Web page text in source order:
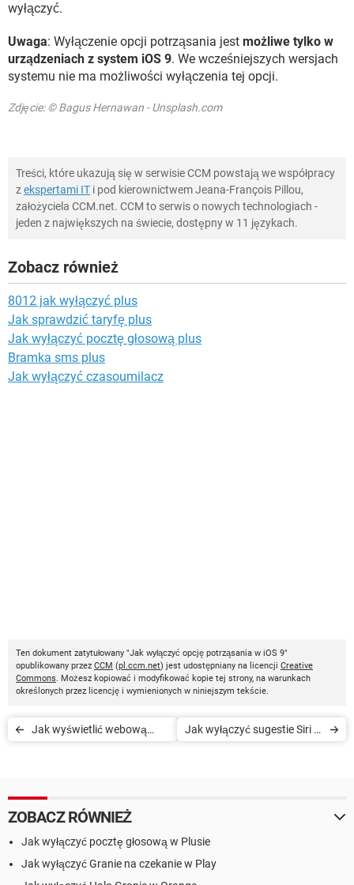
wyłączyć.
Uwaga: Wyłączenie opcji potrząsania jest możliwe tylko w
urządzeniach z system iOS 9. We wcześniejszych wersjach
systemu nie ma możliwości wyłączenia tej opcji.
Zdjęcie: © Bagus Hernawan - Unsplash.com
Treści, które ukazują się w serwisie CCM powstają we współpracy
zekspertami IT i pod kierownictwem Jeana-François Pillou,
założyciela CCM.net. CCM to serwis o nowych technologiach -
jeden z największych na świecie, dostępny w 11 językach.
Zobacz również
8012 jak wyłączyć plus
Jak sprawdzić taryfę plus
Jak wyłączyć pocztę głosową plus
Bramka sms plus
Jak wyłączyć czasoumilacz
Ten dokument zatytułowany "Jak wyłączyć opcję potrząsania w iOS 9"
opublikowany przez CCM (pl.ccm.net) jest udostępniany na licencji Creative
Commons. Możesz kopiować i modyfikować kopie tej strony, na warunkach
określonych przez licencję i wymienionych w niniejszym tekście.
Jak wyświetlić webową
Jak wyłączyć sugestie Siri w
ZOBACZ RÓWNIEŻ
Jak wyłączyć pocztę głosową w Plusie
Jak wyłączyć Granie na czekanie w Play